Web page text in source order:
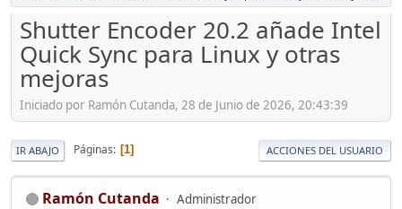
Shutter Encoder 20.2 añade Intel
Quick Sync para Linux y otras
mejoras
Iniciado por Ramón Cutanda, 28 de Junio de 2026, 20:43:39
IR ABAJO Páginas 1 ACCIONES DEL USUARIO
Ramón Cutanda Administrador